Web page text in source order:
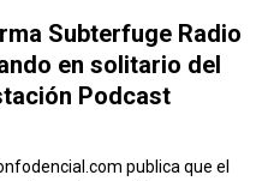
Subterfuge Radio
en solitario del
Podcast
publica que el